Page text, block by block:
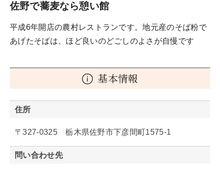
佐野で蕎麦なら憩い館
平成6年開店の農村レストランです。地元産のそば粉で
あげたそばは、ほど良いのどごしのよさが自慢です
基本情報
住所
〒327-0325 栃木県佐野市下彦間町1575-1
問い合わせ先